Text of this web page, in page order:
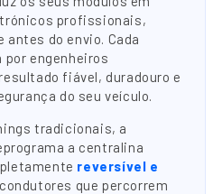
profissionais,
do envio. Cada
por engenheiros
fiável, duradouro e
do seu veículo.
tradicionais, a
a centralina
reversível e
que percorrem